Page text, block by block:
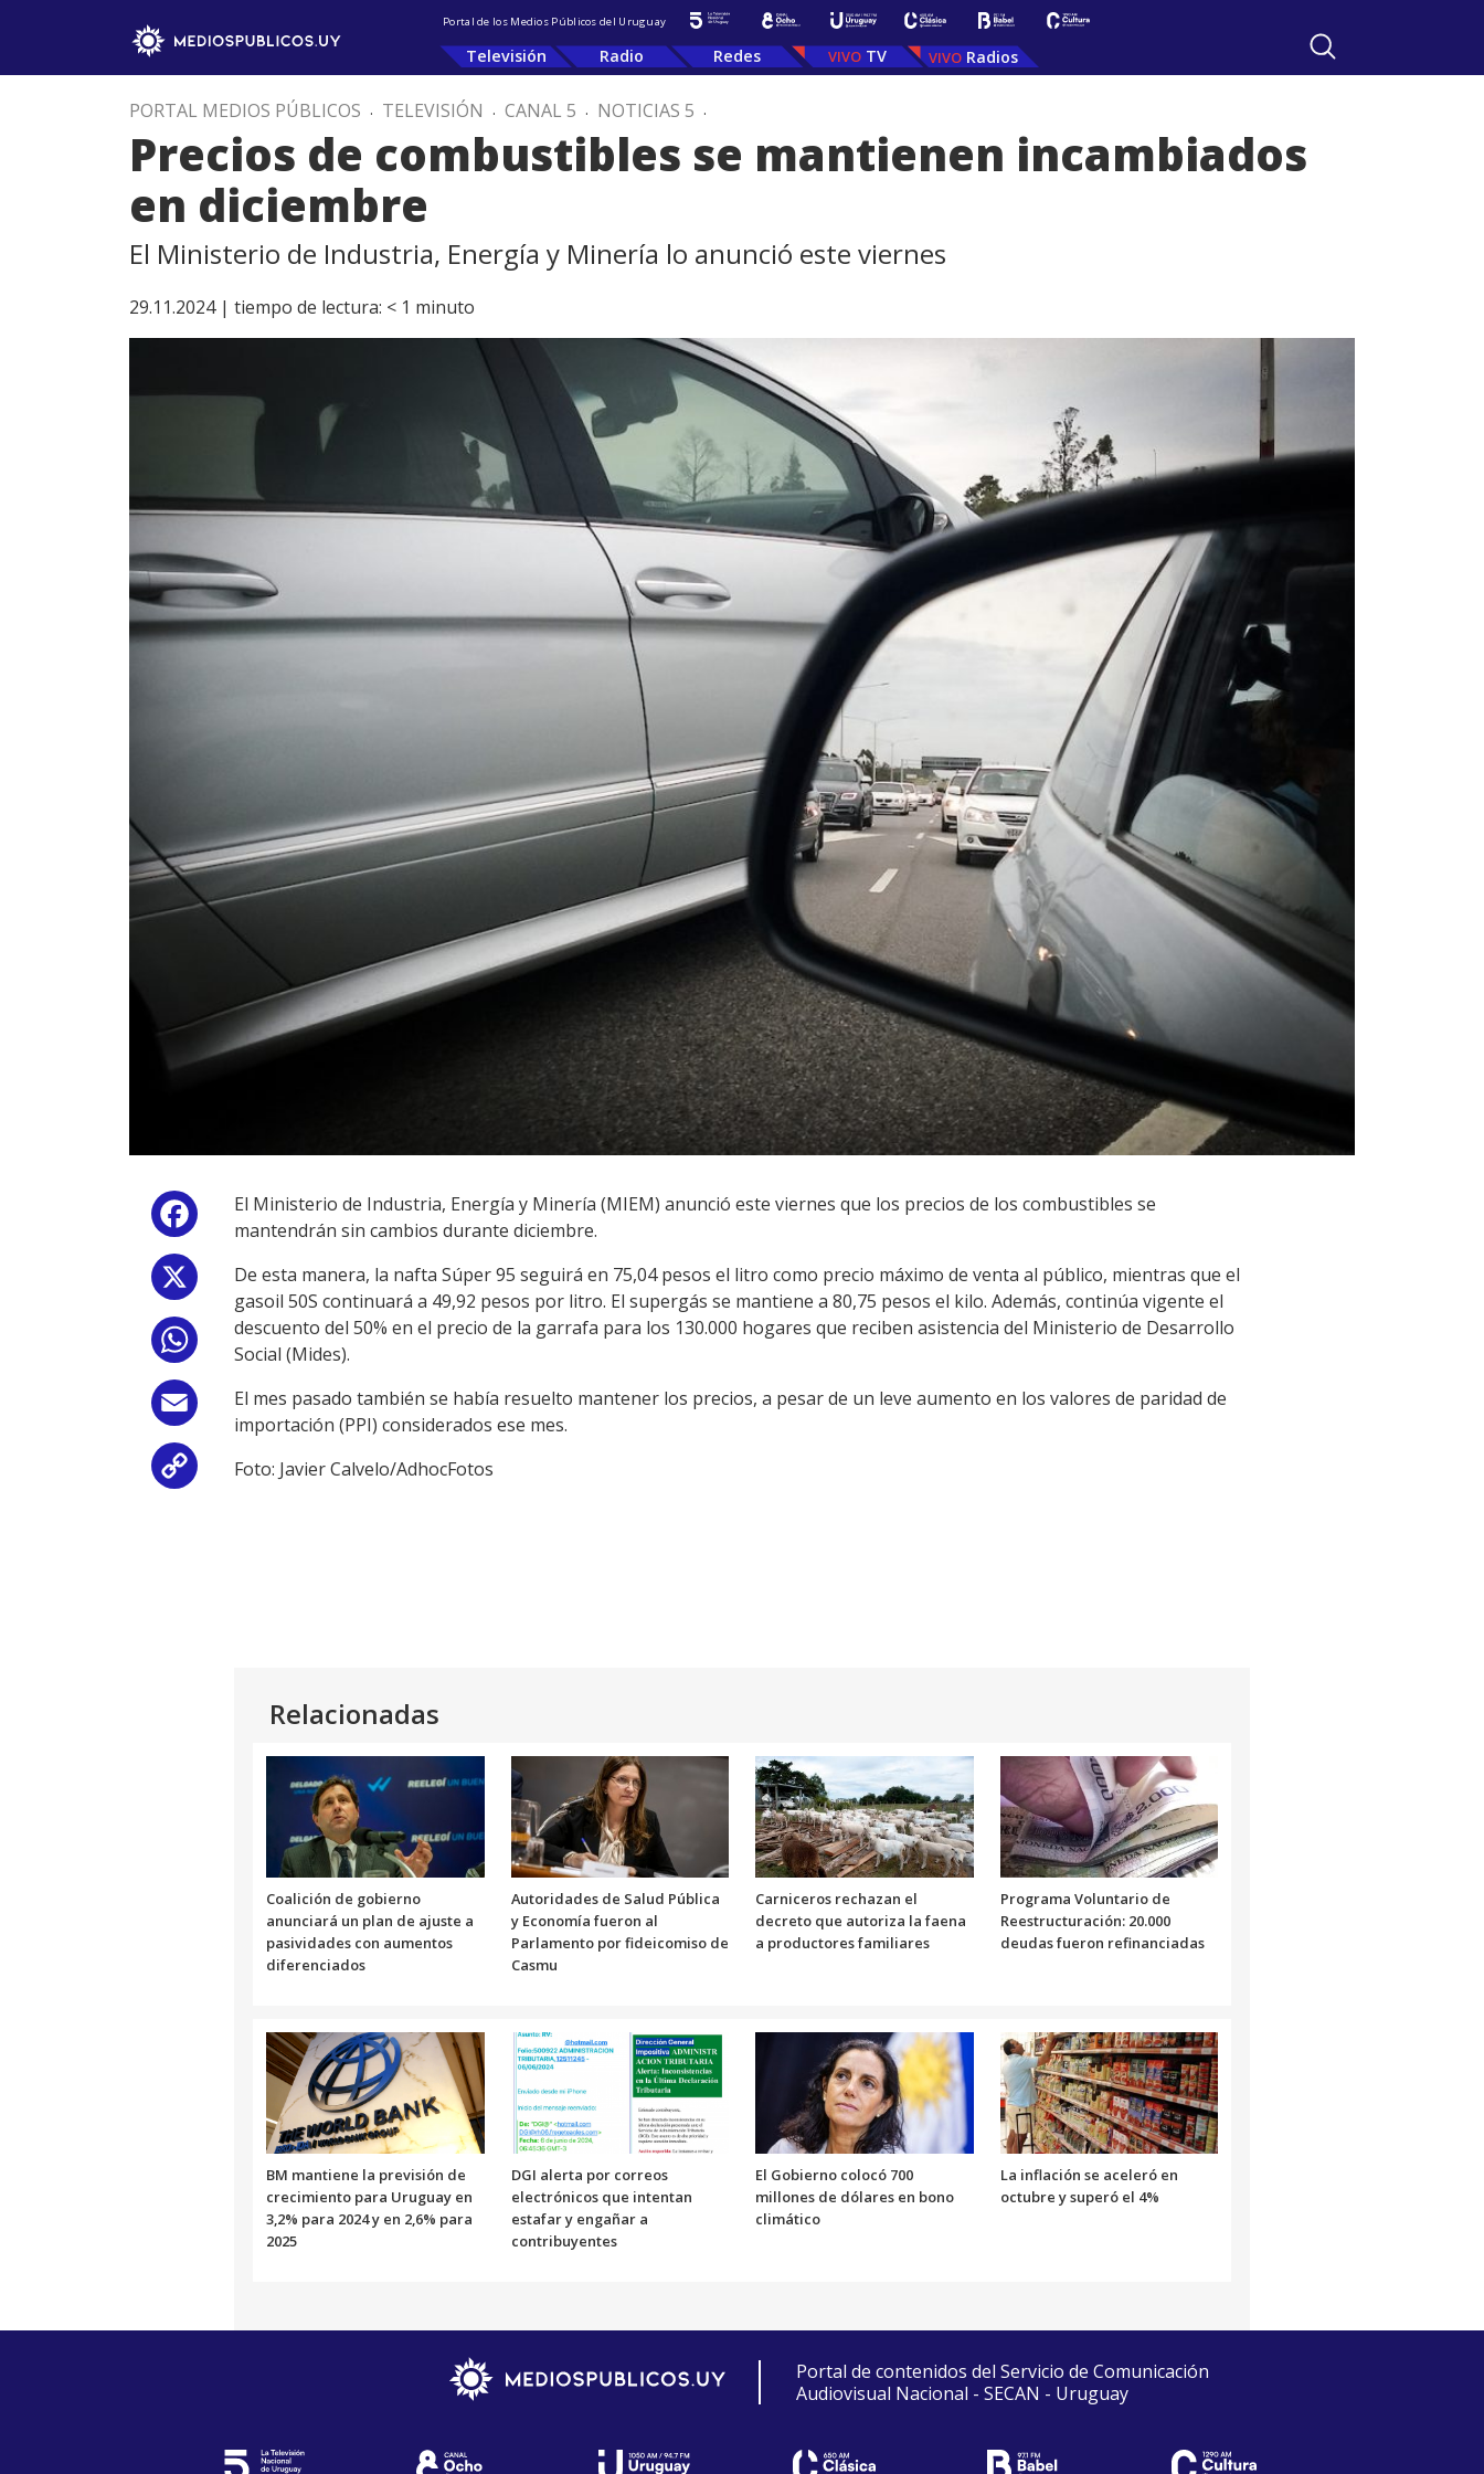
Portal de los Medios Públicos del Uruguay
Televisión Radio Redes TV Radios
PORTAL MEDIOS PÚBLICOS . TELEVISIÓN . CANAL 5 . NOTICIAS 5 .
Precios de combustibles se mantienen incambiados
en diciembre
El Ministerio de Industria, Energía y Minería lo anunció este viernes
29.11.2024 | tiempo de lectura: < 1 minuto
Facebook
WhatsApp
Email
Copy
El Ministerio de Industria, Energía y Minería (MIEM) anunció este viernes que los precios de los combustibles se
mantendrán sin cambios durante diciembre.
De esta manera, la nafta Súper 95 seguirá en 75,04 pesos el litro como precio máximo de venta al público, mientras que el
gasoil 50S continuará a 49,92 pesos por litro. El supergás se mantiene a 80,75 pesos el kilo. Además, continúa vigente el
descuento del 50% en el precio de la garrafa para los 130.000 hogares que reciben asistencia del Ministerio de Desarrollo
Social (Mides).
El mes pasado también se había resuelto mantener los precios, a pesar de un leve aumento en los valores de paridad de
importación (PPI) considerados ese mes.
Foto: Javier Calvelo/AdhocFotos
Relacionadas
Coalición de gobierno
anunciará un plan de ajuste a
pasividades con aumentos
diferenciados
Autoridades de Salud Pública
y Economía fueron al
Parlamento por fideicomiso de
Casmu
Carniceros rechazan el
decreto que autoriza la faena
a productores familiares
Programa Voluntario de
Reestructuración: 20.000
deudas fueron refinanciadas
BM mantiene la previsión de
crecimiento para Uruguay en
3,2% para 2024 y en 2,6% para
2025
DGI alerta por correos
electrónicos que intentan
estafar y engañar a
contribuyentes
El Gobierno colocó 700
millones de dólares en bono
climático
La inflación se aceleró en
octubre y superó el 4%
Portal de contenidos del Servicio de Comunicación
Audiovisual Nacional - SECAN - Uruguay